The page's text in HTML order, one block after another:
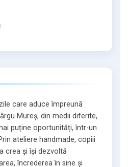
care aduce împreună
Mureș, din medii diferite,
puține oportunități, într-un
ateliere handmade, copiii
crea și își dezvoltă
încrederea în sine și